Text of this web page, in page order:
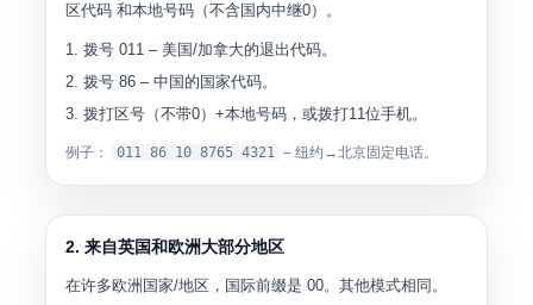
区代码 和本地号码（不含国内中继0）。
拨号011 – 美国/加拿大的退出代码。
拨号86 – 中国的国家代码。
拨打区号（不带0）+本地号码，或拨打11位手机。
例子： 011 86 10 8765 4321 – 纽约→北京固定电话。
2. 来自英国和欧洲大部分地区
在许多欧洲国家/地区，国际前缀是 00。其他模式相同。